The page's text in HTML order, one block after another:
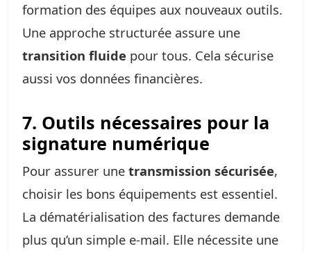
formation des équipes aux nouveaux outils.
Une approche structurée assure une
transition fluide pour tous. Cela sécurise
aussi vos données financières.
7. Outils nécessaires pour la
signature numérique
Pour assurer une transmission sécurisée,
choisir les bons équipements est essentiel.
La dématérialisation des factures demande
plus qu’un simple e-mail. Elle nécessite une